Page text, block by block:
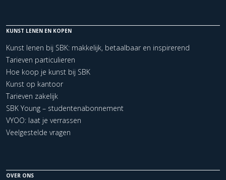
KUNST LENEN EN KOPEN
Kunst lenen bij SBK: makkelijk, betaalbaar en inspirerend
Tarieven particulieren
Hoe koop je kunst bij SBK
Kunst op kantoor
Tarieven zakelijk
SBK Young – studentenabonnement
VYOO: laat je verrassen
Veelgestelde vragen
OVER ONS